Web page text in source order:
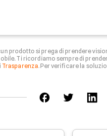
prodotto si prega di prendere
Ti ricordiamo sempre di
Trasparenza. Per verificare la